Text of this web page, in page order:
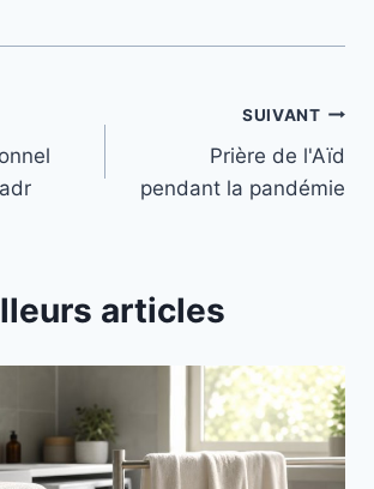
SUIVANT
Prière de l'Aïd
pendant la pandémie
articles